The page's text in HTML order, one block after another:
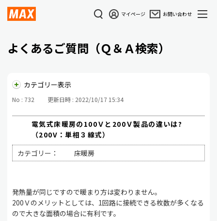
マイページ お問い合わせ
よくあるご質問（Ｑ＆Ａ検索）
カテゴリー表示
No : 732 更新日時 : 2022/10/17 15:34
電気式床暖房の100Ｖと200Ｖ製品の違いは?
（200V：単相３線式）
カテゴリー：
床暖房
発熱量が同じですので暖まり方は変わりません。
200Ｖのメリットとしては、1回路に接続できる枚数が多くなる
ので大きな面積の場合に有利です。